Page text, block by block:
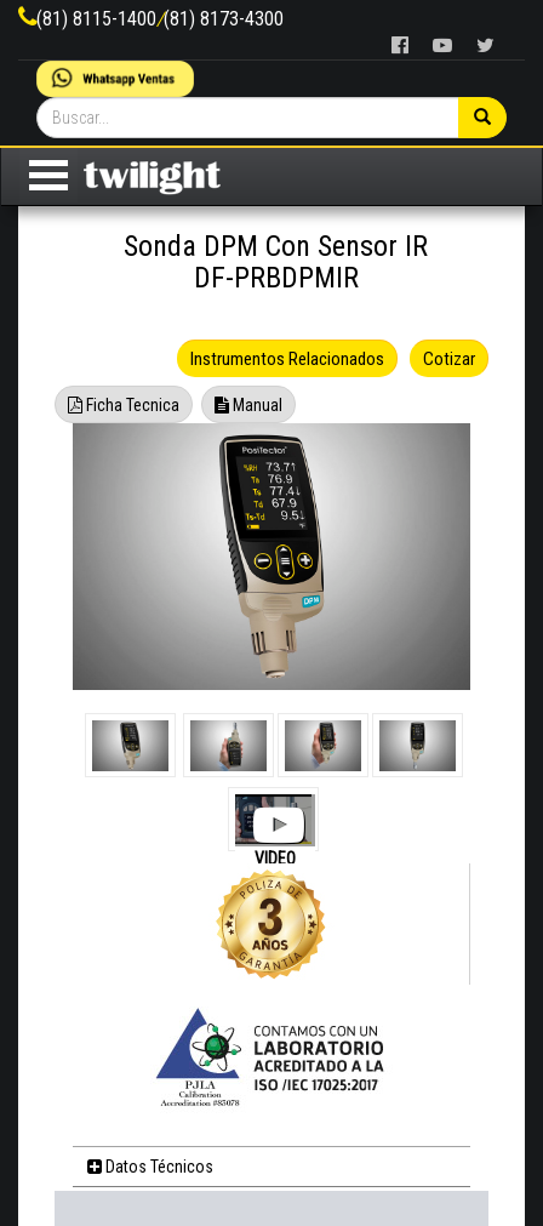
(81) 8115-1400/(81) 8173-4300
Sonda DPM Con Sensor IR
DF-PRBDPMIR
Cotizar
Instrumentos Relacionados
Ficha Tecnica Manual
VIDEO
Datos Técnicos